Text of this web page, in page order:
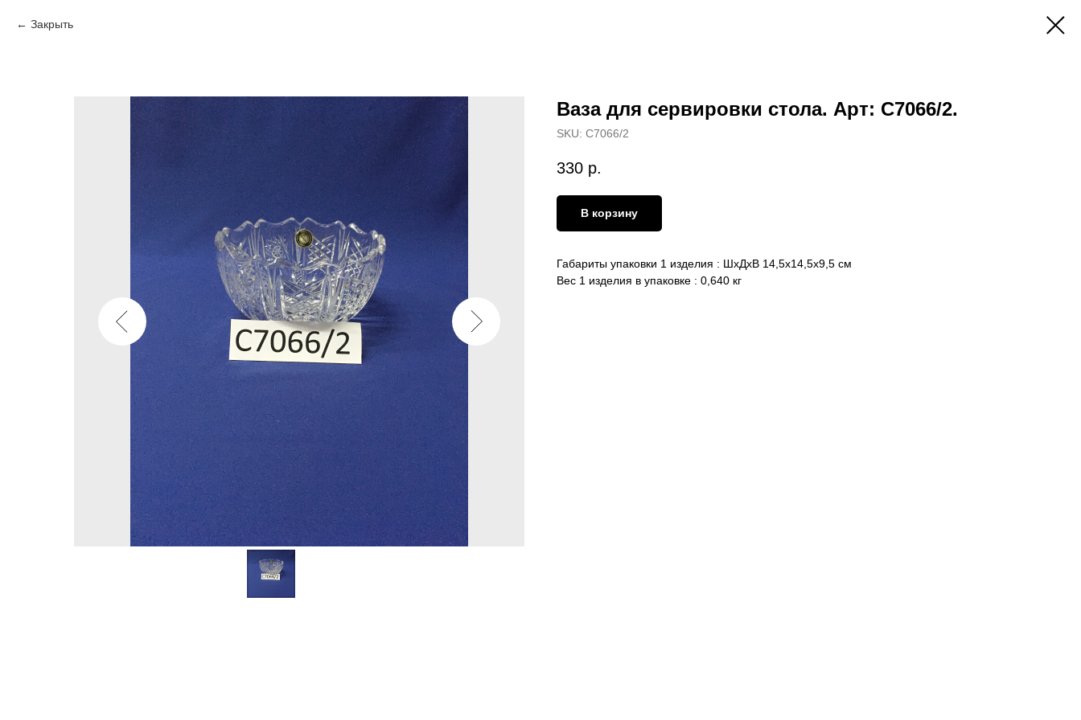
Закрыть
Ваза для сервировки стола. Арт: С7066/2.
SKU: С7066/2
330 р.
В корзину
Габариты упаковки 1 изделия : ШхДхВ 14,5х14,5х9,5 см
Вес 1 изделия в упаковке : 0,640 кг